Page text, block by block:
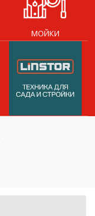
МОЙКИ